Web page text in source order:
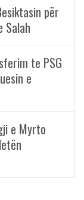
për
Salah
te PSG
e
e Myrto